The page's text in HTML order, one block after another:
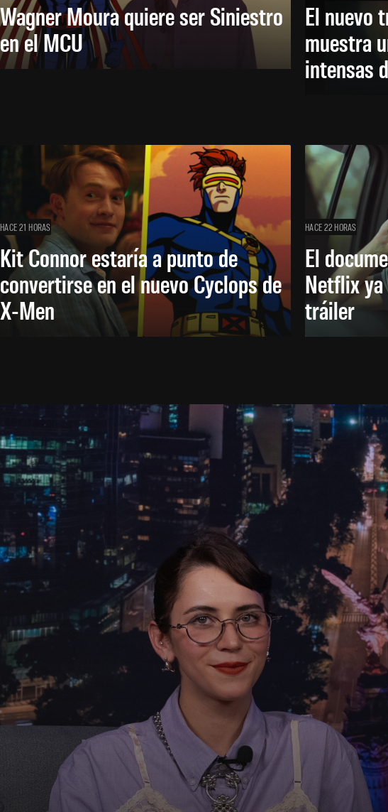
Wagner Moura quiere ser Siniestro
en el MCU
El nuevo
muestra
intensas
HACE 21 HORAS
Kit Connor estaría a punto de
convertirse en el nuevo Cyclops de
X-Men
HACE 22 HORAS
El
Netflix
tráiler